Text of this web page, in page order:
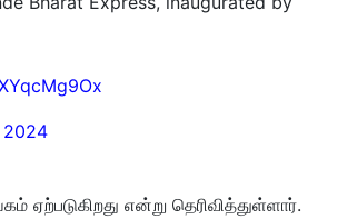
2024
என்று தெரிவித்துள்ளார்.